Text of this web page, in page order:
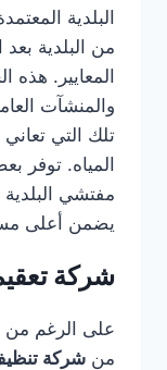
البلدية
من البلدية
المعايير. هذه
والمنشآت
تلك التي
المياه. توفر
مفتشي
يضمن أعلى
شركة
على الرغم من
من شركة